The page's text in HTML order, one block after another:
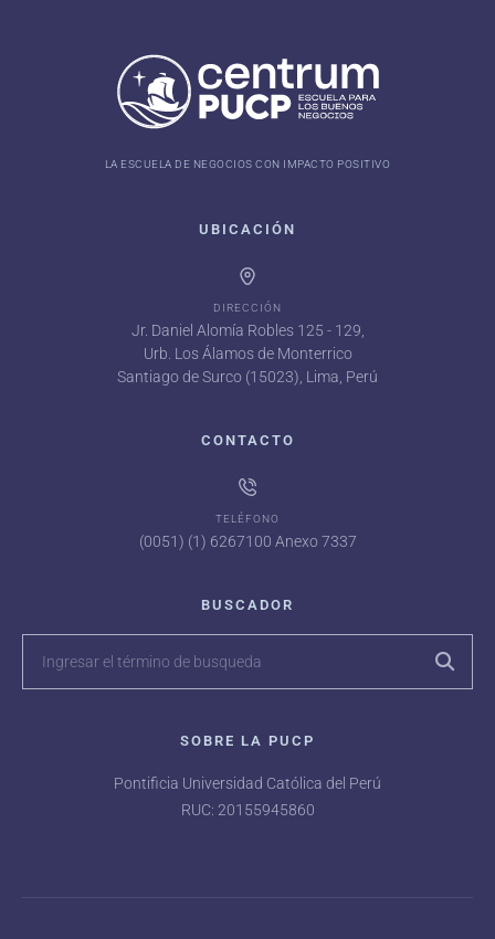
LA ESCUELA DE NEGOCIOS CON IMPACTO POSITIVO
UBICACIÓN
DIRECCIÓN
Jr. Daniel Alomía Robles 125 - 129,
Urb. Los Álamos de Monterrico
Santiago de Surco (15023), Lima, Perú
CONTACTO
TELÉFONO
(0051) (1) 6267100 Anexo 7337
BUSCADOR
SOBRE LA PUCP
Pontificia Universidad Católica del Perú
RUC: 20155945860